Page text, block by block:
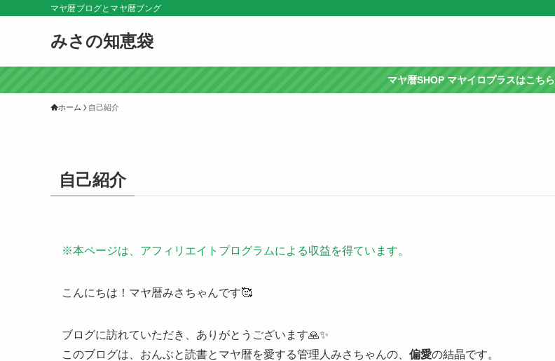
マヤ暦ブログとマヤ暦ブング
みさの知恵袋
マヤ暦SHOP マヤイロプラスはこちら
ホーム 自己紹介
自己紹介
※本ページは、アフィリエイトプログラムによる収益を得ています。
こんにちは！マヤ暦みさちゃんです🥰
ブログに訪れていただき、ありがとうございます🙏✨
このブログは、おんぶと読書とマヤ暦を愛する管理人みさちゃんの、 偏愛の結晶です。